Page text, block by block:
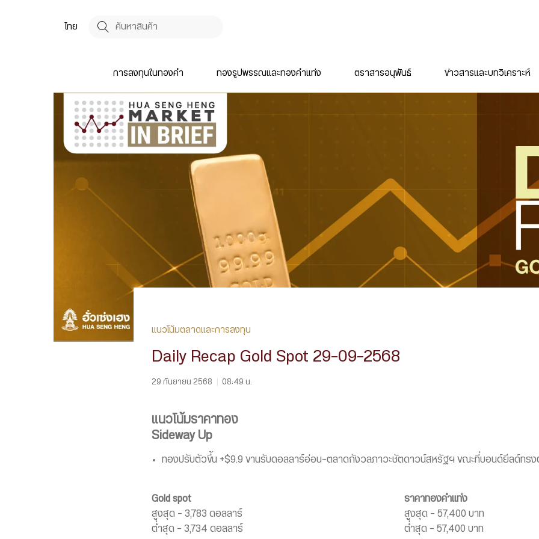
ไทย
การลงทุนในทองคำ ทองรูปพรรณและทองคำแท่ง ตราสารอนุพันธ์ ข่าวสารและบทวิเคราะห์
แนวโน้มตลาดและการลงทุน
Daily Recap Gold Spot 29-09-2568
29 กันยายน 2568 08:49 น.
แนวโน้มราคาทอง
Sideway Up
ทองปรับตัวขึ้น +$9.9 ขานรับดอลลาร์อ่อน-ตลาดกังวลภาวะชัตดาวน์สหรัฐฯ ขณะที่บอนด์ยีลด์ทร
Gold spot
สูงสุด – 3,783 ดอลลาร์
ต่ำสุด – 3,734 ดอลลาร์
ราคาทองคำแท่ง
สูงสุด – 57,400 บาท
ต่ำสุด – 57,400 บาท